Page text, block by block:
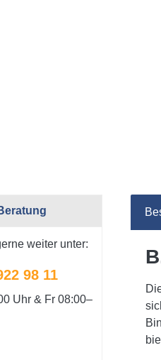
weiter unter:
98 11
Uhr & Fr 08:00–